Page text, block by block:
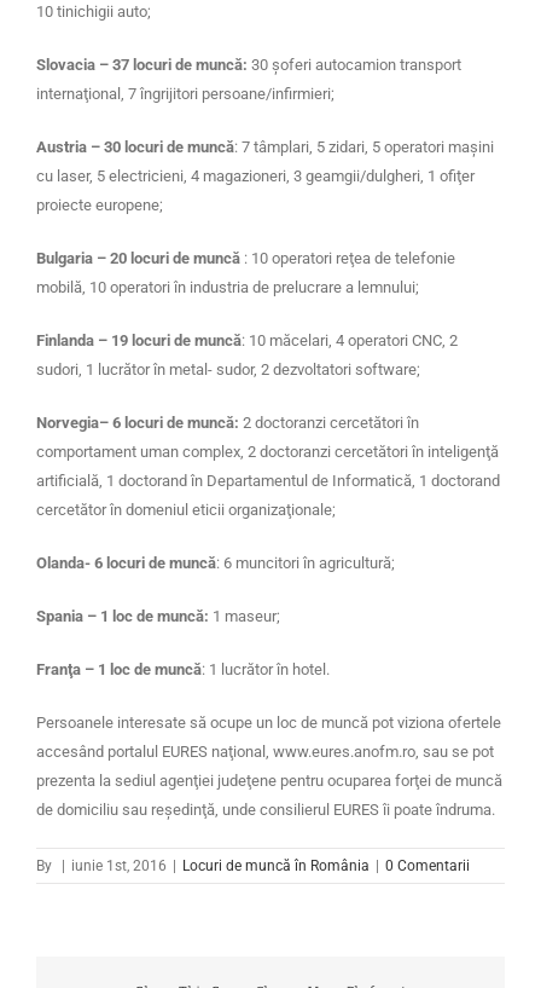
10 tinichigii auto;
Slovacia – 37 locuri de muncă: 30 şoferi autocamion transport
internaţional, 7 îngrijitori persoane/infirmieri;
Austria – 30 locuri de muncă: 7 tâmplari, 5 zidari, 5 operatori maşini
cu laser, 5 electricieni, 4 magazioneri, 3 geamgii/dulgheri, 1 ofiţer
proiecte europene;
Bulgaria – 20 locuri de muncă : 10 operatori reţea de telefonie
mobilă, 10 operatori în industria de prelucrare a lemnului;
Finlanda – 19 locuri de muncă: 10 măcelari, 4 operatori CNC, 2
sudori, 1 lucrător în metal- sudor, 2 dezvoltatori software;
Norvegia– 6 locuri de muncă: 2 doctoranzi cercetători în
comportament uman complex, 2 doctoranzi cercetători în inteligenţă
artificială, 1 doctorand în Departamentul de Informatică, 1 doctorand
cercetător în domeniul eticii organizaţionale;
Olanda- 6 locuri de muncă: 6 muncitori în agricultură;
Spania – 1 loc de muncă: 1 maseur;
Franţa – 1 loc de muncă: 1 lucrător în hotel.
Persoanele interesate să ocupe un loc de muncă pot viziona ofertele
accesând portalul EURES naţional, www.eures.anofm.ro, sau se pot
prezenta la sediul agenţiei judeţene pentru ocuparea forţei de muncă
de domiciliu sau reşedinţă, unde consilierul EURES îi poate îndruma.
By | iunie 1st, 2016 | Locuri de muncă în România | 0 Comentarii